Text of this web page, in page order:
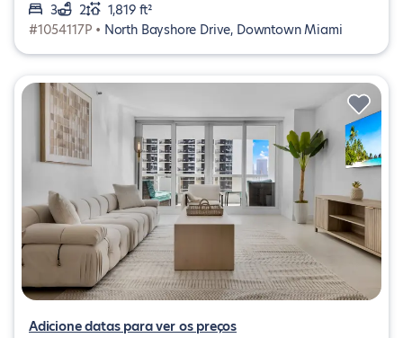
3
2
1,819 ft²
#1054117P • North Bayshore Drive, Downtown Miami
Adicione datas para ver os preços